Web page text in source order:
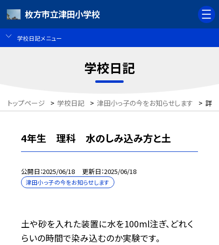
枚方市立津田小学校
学校日記メニュー
学校日記
トップページ > 学校日記 > 津田小っ子の今をお知らせします > 詳細
4年生 理科 水のしみ込み方と土
公開日 2025/06/18 更新日 2025/06/18
津田小っ子の今をお知らせします
土や砂を入れた装置に水を100ml注ぎ、どれく
らいの時間で染み込むのか実験です。